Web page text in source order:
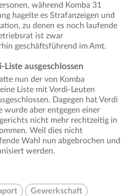
während Komba 31
hagelte es Strafanzeigen und
zu denen es noch laufende
ist zwar
geschäftsführend im Amt.
ausgeschlossen
nun der von Komba
Liste mit Verdi-Leuten
Dagegen hat Verdi
wurde aber entgegen einer
nicht mehr rechtzeitig in
Weil dies nicht
Wahl nun abgebrochen und
werden.
Gewerkschaft